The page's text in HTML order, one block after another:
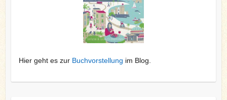
Hier geht es zur Buchvorstellung im Blog.